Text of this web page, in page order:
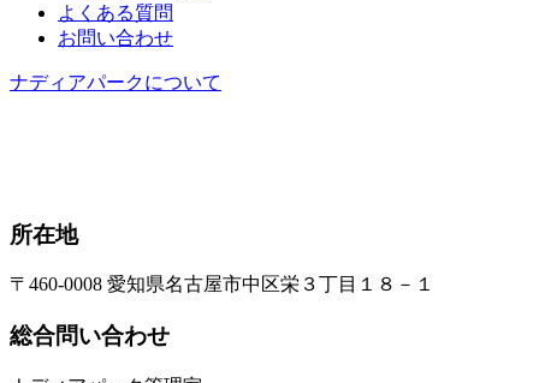
よくある質問
お問い合わせ
ナディアパークについて
所在地
〒460-0008 愛知県名古屋市中区栄３丁目１８－１
総合問い合わせ